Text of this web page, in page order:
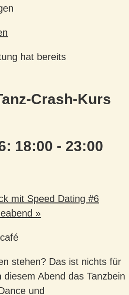
hat bereits
Crash-Kurs
18:00 - 23:00
mit Speed Dating #6
»
stehen? Das ist nichts für
Abend das Tanzbein
und